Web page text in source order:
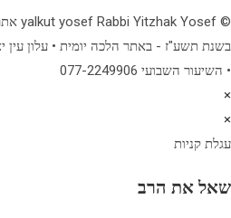
בשנת תשע"ז - באתר הלכה יומית • עלון עין
• השיעור השבועי 077-2249906
×
×
עגלת קניות
שאל את הרב